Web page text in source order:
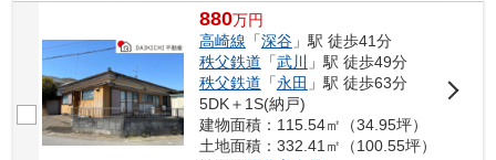
880万円
高崎線 「深谷」駅 徒歩41分
秩父鉄道 「武川
」駅 徒歩49分
秩父鉄道 「永田 」駅 徒歩63分
5DK＋1S(納戸)
建物面積：115.54㎡（34.95坪）
土地面積：332.41㎡（100.55坪）